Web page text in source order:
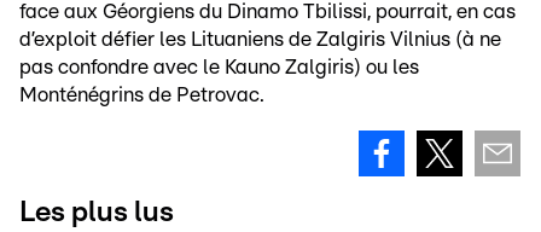
face aux Géorgiens du Dinamo Tbilissi, pourrait, en cas
d’exploit défier les Lituaniens de Zalgiris Vilnius (à ne
pas confondre avec le Kauno Zalgiris) ou les
Monténégrins de Petrovac.
Les plus lus